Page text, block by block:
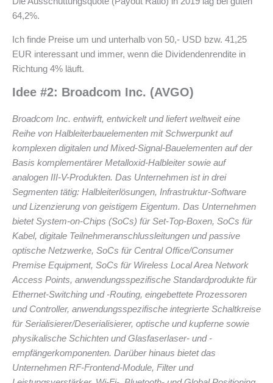
64,2%.
Ich finde Preise um und unterhalb von 50,- USD bzw. 41,25
EUR interessant und immer, wenn die Dividendenrendite in
Richtung 4% läuft.
Idee #2: Broadcom Inc. (AVGO)
Broadcom Inc. entwirft, entwickelt und liefert weltweit eine
Reihe von Halbleiterbauelementen mit Schwerpunkt auf
komplexen digitalen und Mixed-Signal-Bauelementen auf der
Basis komplementärer Metalloxid-Halbleiter sowie auf
analogen III-V-Produkten. Das Unternehmen ist in drei
Segmenten tätig: Halbleiterlösungen, Infrastruktur-Software
und Lizenzierung von geistigem Eigentum. Das Unternehmen
bietet System-on-Chips (SoCs) für Set-Top-Boxen, SoCs für
Kabel, digitale Teilnehmeranschlussleitungen und passive
optische Netzwerke, SoCs für Central Office/Consumer
Premise Equipment, SoCs für Wireless Local Area Network
Access Points, anwendungsspezifische Standardprodukte für
Ethernet-Switching und -Routing, eingebettete Prozessoren
und Controller, anwendungsspezifische integrierte Schaltkreise
für Serialisierer/Deserialisierer, optische und kupferne sowie
physikalische Schichten und Glasfaserlaser- und -
empfängerkomponenten. Darüber hinaus bietet das
Unternehmen RF-Frontend-Module, Filter und